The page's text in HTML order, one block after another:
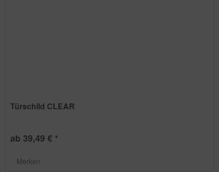
Türschild CLEAR
ab 39,49 € *
Merken